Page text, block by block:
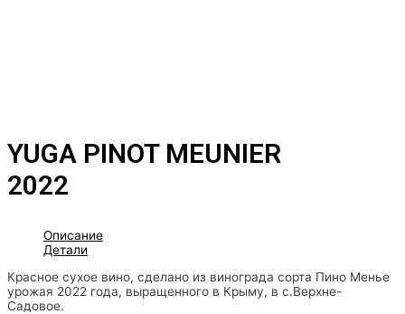
YUGA PINOT MEUNIER
2022
Описание
Детали
Красное сухое вино, сделано из винограда сорта Пино Менье
урожая 2022 года, выращенного в Крыму, в с.Верхне-
Садовое.